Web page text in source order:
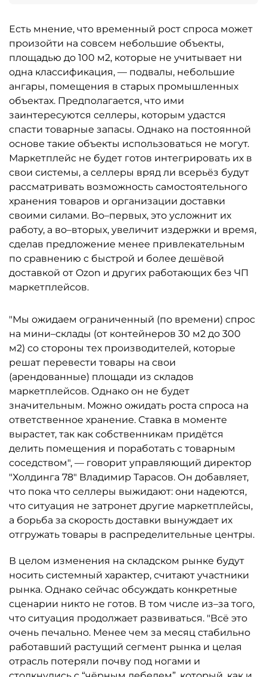
Есть мнение, что временный рост спроса может
произойти на совсем небольшие объекты,
площадью до 100 м2, которые не учитывает ни
одна классификация, — подвалы, небольшие
ангары, помещения в старых промышленных
объектах. Предполагается, что ими
заинтересуются селлеры, которым удастся
спасти товарные запасы. Однако на постоянной
основе такие объекты использоваться не могут.
Маркетплейс не будет готов интегрировать их в
свои системы, а селлеры вряд ли всерьёз будут
рассматривать возможность самостоятельного
хранения товаров и организации доставки
своими силами. Во–первых, это усложнит их
работу, а во–вторых, увеличит издержки и время,
сделав предложение менее привлекательным
по сравнению с быстрой и более дешёвой
доставкой от Ozon и других работающих без ЧП
маркетплейсов.
"Мы ожидаем ограниченный (по времени) спрос
на мини–склады (от контейнеров 30 м2 до 300
м2) со стороны тех производителей, которые
решат перевести товары на свои
(арендованные) площади из складов
маркетплейсов. Однако он не будет
значительным. Можно ожидать роста спроса на
ответственное хранение. Ставка в моменте
вырастет, так как собственникам придётся
делить помещения и поработать с товарным
соседством", — говорит управляющий директор
"Холдинга 78" Владимир Тарасов. Он добавляет,
что пока что селлеры выжидают: они надеются,
что ситуация не затронет другие маркетплейсы,
а борьба за скорость доставки вынуждает их
отгружать товары в распределительные центры.
В целом изменения на складском рынке будут
носить системный характер, считают участники
рынка. Однако сейчас обсуждать конкретные
сценарии никто не готов. В том числе из–за того,
что ситуация продолжает развиваться. "Всё это
очень печально. Менее чем за месяц стабильно
работавший растущий сегмент рынка и целая
отрасль потеряли почву под ногами и